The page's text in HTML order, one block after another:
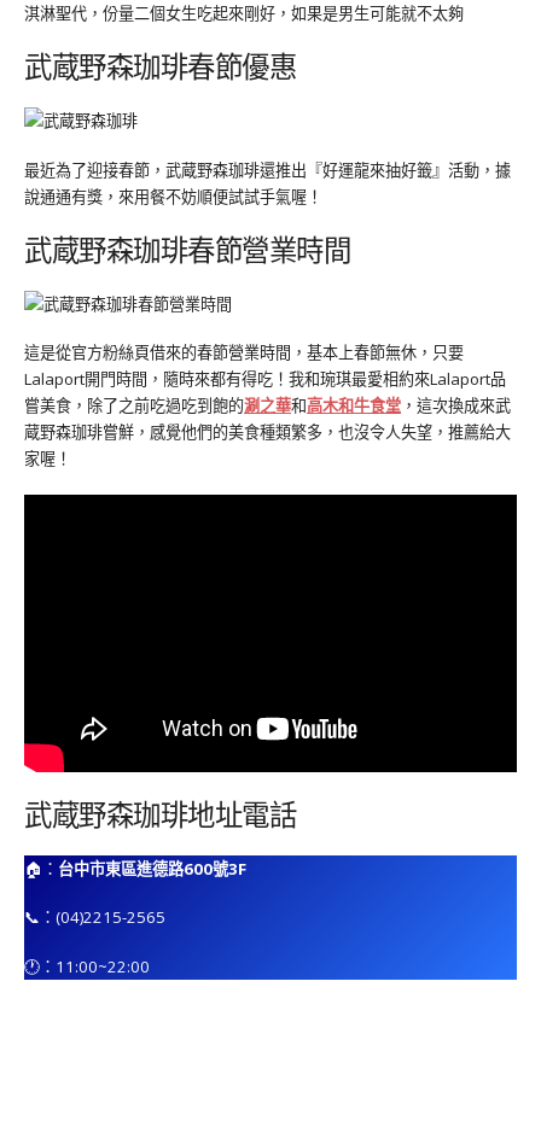
淇淋聖代，份量二個女生吃起來剛好，如果是男生可能就不太夠
武蔵野森珈琲春節優惠
最近為了迎接春節，武蔵野森珈琲還推出『好運龍來抽好籤』活動，據
說通通有獎，來用餐不妨順便試試手氣喔！
武蔵野森珈琲春節營業時間
這是從官方粉絲頁借來的春節營業時間，基本上春節無休，只要
Lalaport開門時間，隨時來都有得吃！我和琬琪最愛相約來Lalaport品
嘗美食，除了之前吃過吃到飽的涮之華和高木和牛食堂 ，這次換成來武
蔵野森珈琲嘗鮮，感覺他們的美食種類繁多，也沒令人失望，推薦給大
家喔！
武蔵野森珈琲地址電話
🏠： 台中市東區進德路600號3F
📞：(04)2215-2565
🕐：11:00~22:00